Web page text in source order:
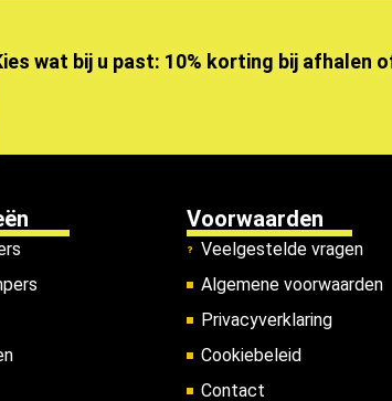
wat bij u past: 10% korting bij afhalen
Voorwaarden
Veelgestelde vragen
Algemene voorwaarden
Privacyverklaring
Cookiebeleid
Contact